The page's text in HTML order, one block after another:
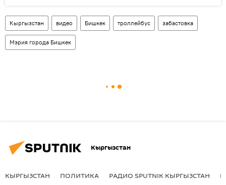
Кыргызстан видео Бишкек троллейбус забастовка
Мэрия города Бишкек
Кыргызстан
КЫРГЫЗСТАН ПОЛИТИКА РАДИО SPUTNIK КЫРГЫЗСТАН